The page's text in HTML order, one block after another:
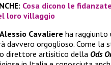
Cosa dicono le
loro villaggio
Alessio Cavaliere ha
davvero orgoglioso. Come la
direttore artisitico della Ods